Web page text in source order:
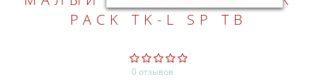
PACK TK-L SP TB
0 отзывов